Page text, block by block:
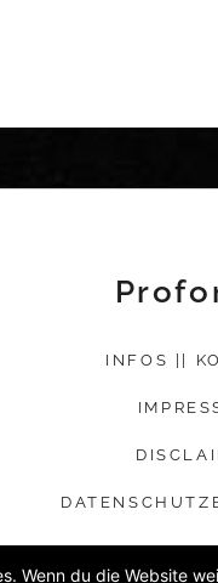
INFOS ||
Wenn du die Website